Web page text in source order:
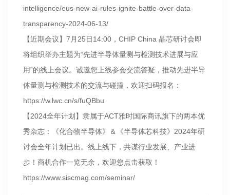
intelligence/eus-new-ai-rules-ignite-battle-over-data-
transparency-2024-06-13/
【近期会议】7月25日14:00，CHIP China 晶芯研讨会即
将组织举办主题为“先进半导体量测与检测技术进展与应
用”的线上会议。诚邀您上线参会交流答疑，推动先进半导
体量测与检测技术的交流与碰撞，欢迎扫码报名：
https://w.lwc.cn/s/fuQBbu
【2024全年计划】隶属于ACT雅时国际商讯旗下的两本优
秀杂志：《化合物半导体》＆《半导体芯科技》2024年研
讨会全年计划已出。线上线下，共谋行业发展、产业进
步！商机合作一览无余，欢迎您点击获取！
https://www.siscmag.com/seminar/